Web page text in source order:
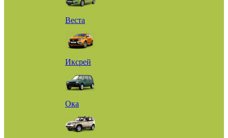
Веста
Иксрей
Ока